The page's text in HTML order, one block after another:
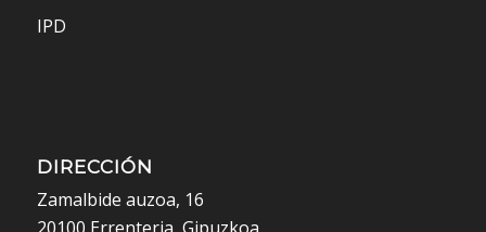
IPD
DIRECCIÓN
Zamalbide auzoa, 16